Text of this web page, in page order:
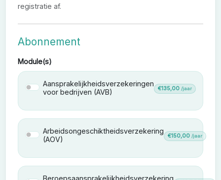
registratie af.
Abonnement
Module(s)
Aansprakelijkheidsverzekeringen voor bedrijven
Aansprakelijkheidsverzekeringen
voor bedrijven (AVB)
€135,00/jaar
Arbeidsongeschiktheidsverzekering (AOV)
Arbeidsongeschiktheidsverzekering
(AOV)
€150,00/jaar